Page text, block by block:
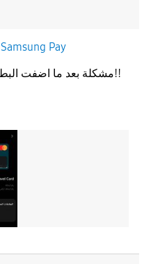
Samsung Pay
مشكلة بعد ما اضفت البطاقه تظهر لي عملية التفعيل معلقة!!